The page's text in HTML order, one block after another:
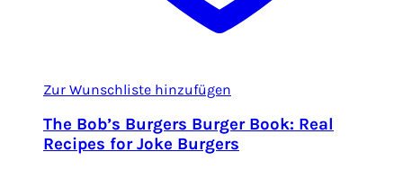
Zur Wunschliste hinzufügen
The Bob’s Burgers Burger Book: Real
Recipes for Joke Burgers